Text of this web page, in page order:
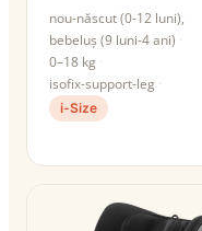
nou-născut (0-12 luni),
bebeluș (9 luni-4 ani)
0–18 kg
isofix-support-leg
i-Size